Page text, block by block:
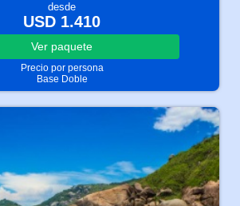
desde
USD 1.410
Ver paquete
Precio por persona
Base Doble